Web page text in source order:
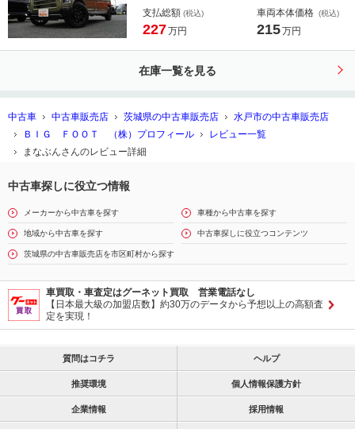
補助パック＞ ＜両側パワースライド
ドア＞ 新品社外１４ＡＷ＆ＲＴタイ
ー スマアシ
支払総額 (税込)
227万円
車両本体価格 (税込)
215万円
在庫一覧を見る
中古車 中古車販売店 茨城県の中古車販売店
水戸市の中古車販売店
ＢＩＧ ＦＯＯＴ （株）プロフィール
レビュー一覧
まなぶんさんのレビュー詳細
中古車探しに役立つ情報
メーカーから中古車を探す 車種から中古車を探す
地域から中古車を探す 中古車探しに役立つコンテンツ
茨城県の中古車販売店を市区町村から探す
車買取・車査定はグーネット買取 営業電話なし
【日本最大級の加盟店数】約30万のデータから予想以上の高額査
定を実現！
質問はコチラ ヘルプ
推奨環境 個人情報保護方針
企業情報 採用情報